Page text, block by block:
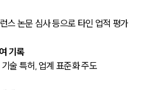
스 논문 심사 등으로 타인 업적 평가
기록
술 특허, 업계 표준화 주도